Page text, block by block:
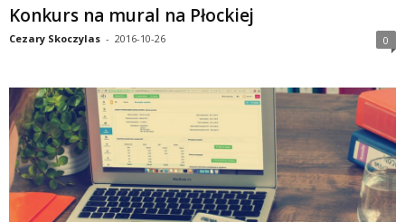
Konkurs na mural na Płockiej
Cezary Skoczylas - 2016-10-26 0